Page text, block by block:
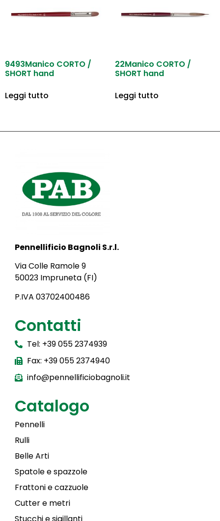
9493Manico CORTO /
SHORT hand
Leggi tutto
22Manico CORTO /
SHORT hand
Leggi tutto
Pennellificio Bagnoli S.r.l.
Via Colle Ramole 9
50023 Impruneta (FI)
P.IVA 03702400486
Contatti
Tel: +39 055 2374939
Fax: +39 055 2374940
info@pennellificiobagnoli.it
Catalogo
Pennelli
Rulli
Belle Arti
Spatole e spazzole
Frattoni e cazzuole
Cutter e metri
Stucchi e sigillanti